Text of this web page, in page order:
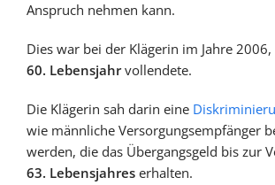
Anspruch nehmen kann.
Dies war bei der Klägerin im Jahre
60. Lebensjahrvollendete.
Die Klägerin sah darin eine
wie männliche Versorgungsempfänger
werden, die das Übergangsgeld bis zur
63. Lebensjahres erhalten.